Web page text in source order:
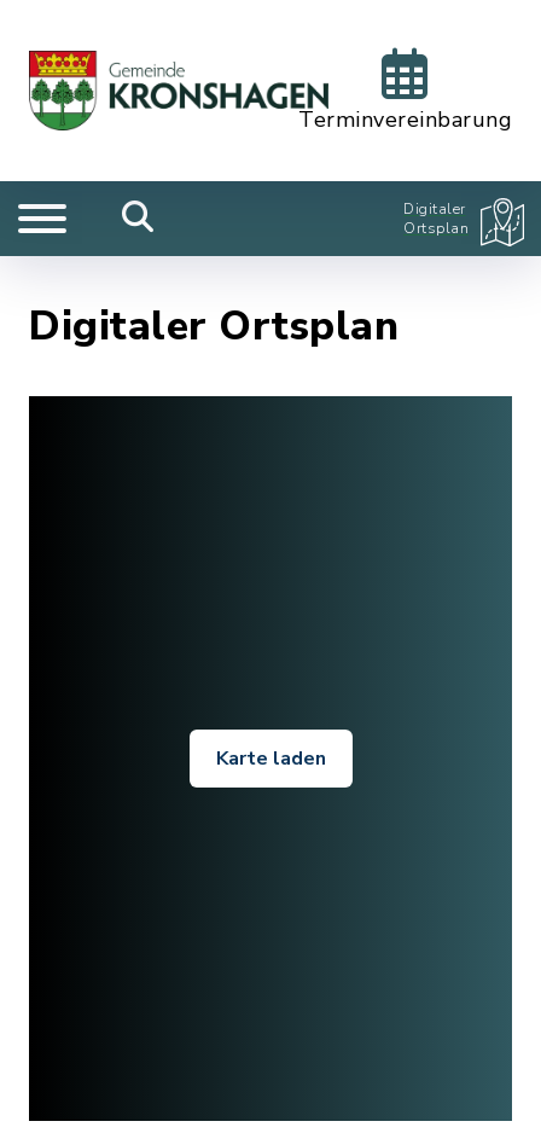
Terminvereinbarung
Digitaler
Ortsplan
Digitaler Ortsplan
Karte laden